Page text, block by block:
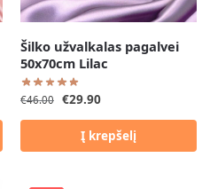
Šilko užvalkalas pagalvei
50x70cm Lilac
€46.00 €29.90
Į krepšelį